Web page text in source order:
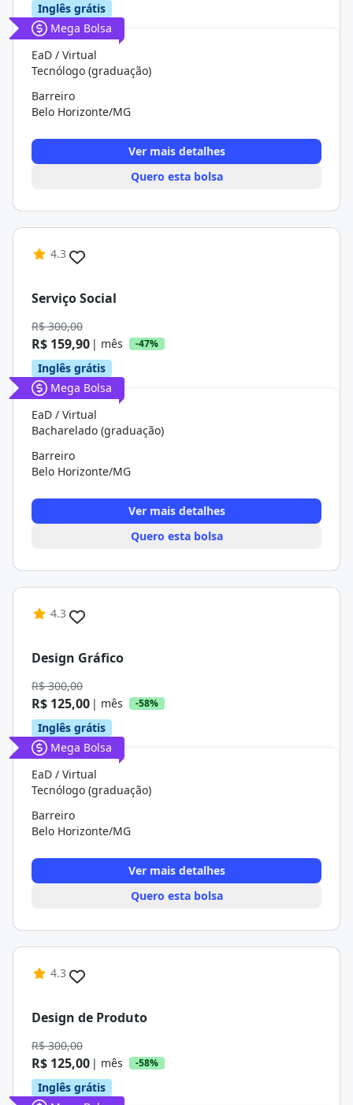
Inglês grátis
Mega Bolsa
EaD / Virtual
Tecnólogo (graduação)
Barreiro
Belo Horizonte/MG
Ver mais detalhes
Quero esta bolsa
4.3
Serviço Social
R$ 300,00
R$ 159,90 | mês -47%
Inglês grátis
Mega Bolsa
EaD / Virtual
Bacharelado (graduação)
Barreiro
Belo Horizonte/MG
Ver mais detalhes
Quero esta bolsa
4.3
Design Gráfico
R$ 300,00
R$ 125,00 | mês -58%
Inglês grátis
Mega Bolsa
EaD / Virtual
Tecnólogo (graduação)
Barreiro
Belo Horizonte/MG
Ver mais detalhes
Quero esta bolsa
4.3
Design de Produto
R$ 300,00
R$ 125,00 | mês -58%
Inglês grátis